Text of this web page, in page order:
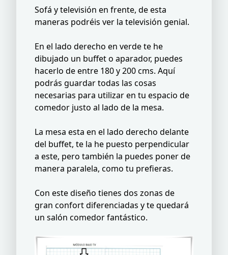
Sofá y televisión en frente, de esta
maneras podréis ver la televisión genial.
En el lado derecho en verde te he
dibujado un buffet o aparador, puedes
hacerlo de entre 180 y 200 cms. Aquí
podrás guardar todas las cosas
necesarias para utilizar en tu espacio de
comedor justo al lado de la mesa.
La mesa esta en el lado derecho delante
del buffet, te la he puesto perpendicular
a este, pero también la puedes poner de
manera paralela, como tu prefieras.
Con este diseño tienes dos zonas de
gran confort diferenciadas y te quedará
un salón comedor fantástico.